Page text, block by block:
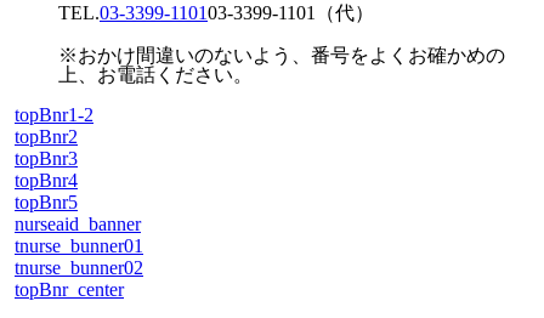
TEL.03-3399-110103-3399-1101 （代）
※おかけ間違いのないよう、番号をよくお確かめの
上、お電話ください。
topBnr1-2
topBnr2
topBnr3
topBnr4
topBnr5
nurseaid_banner
tnurse_bunner01
tnurse_bunner02
topBnr_center